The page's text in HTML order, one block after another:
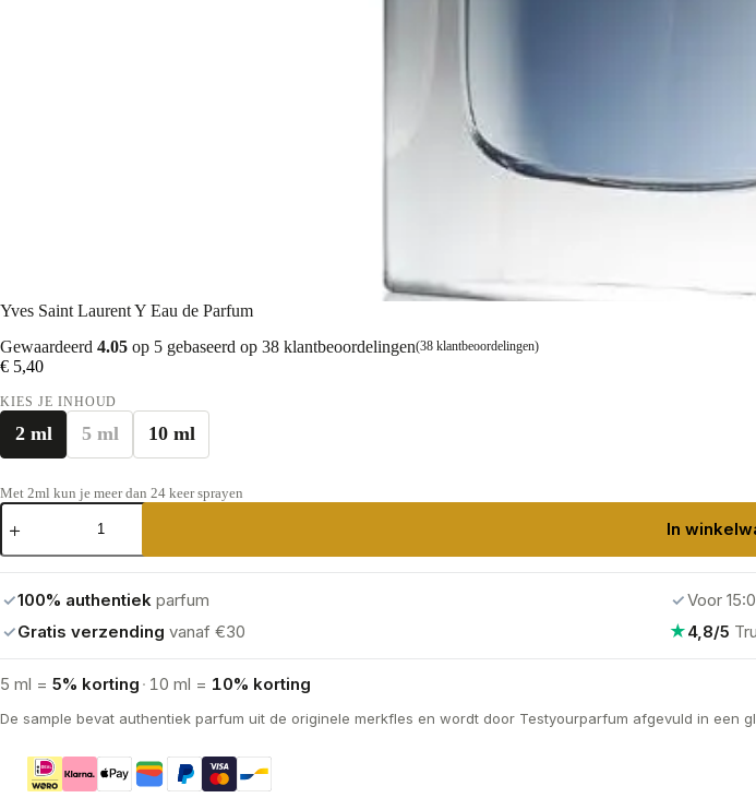
Yves Saint Laurent Y Eau de Parfum
Gewaardeerd 4.05 op 5 gebaseerd op 38 klantbeoordelingen(38 klantbeoordelingen)
€ 5,40
KIES JE INHOUD
2 ml 5 ml 10 ml
Met 2ml kun je meer dan 24 keer sprayen
Yves
Saint
de
aantal
In
✓100% authentiek parfum ✓Voor
✓Gratis verzending vanaf €30 ★4,8/5
5 ml = 5% korting · 10 ml = 10% korting
De sample bevat authentiek parfum uit de originele merkfles en wordt door Testyourparfum afgevuld in een